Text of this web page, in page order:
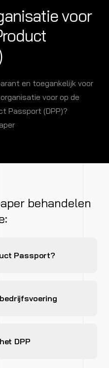
voor
en toegankelijk voor
voor op de
Passport (DPP)?
behandelen
Passport?
DPP